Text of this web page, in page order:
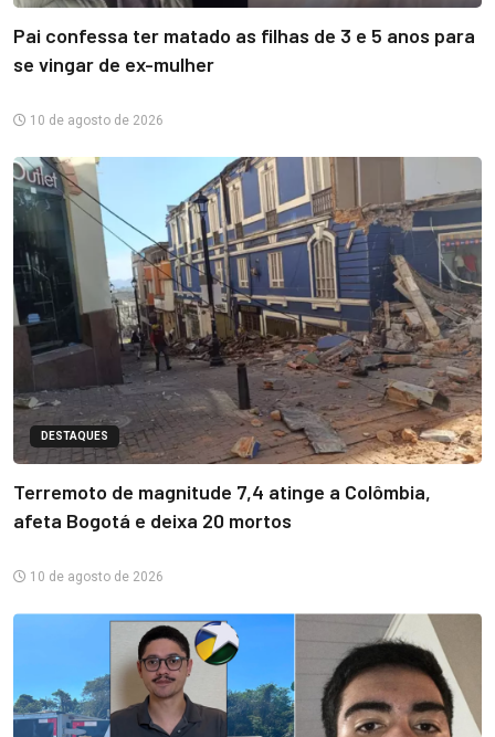
Pai confessa ter matado as filhas de 3 e 5 anos para
se vingar de ex-mulher
10 de agosto de 2026
DESTAQUES
Terremoto de magnitude 7,4 atinge a Colômbia,
afeta Bogotá e deixa 20 mortos
10 de agosto de 2026